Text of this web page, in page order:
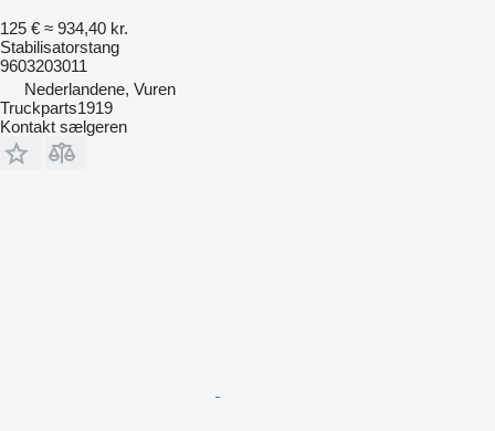
125 € ≈ 934,40 kr.
Stabilisatorstang
9603203011
Nederlandene, Vuren
Truckparts1919
Kontakt sælgeren